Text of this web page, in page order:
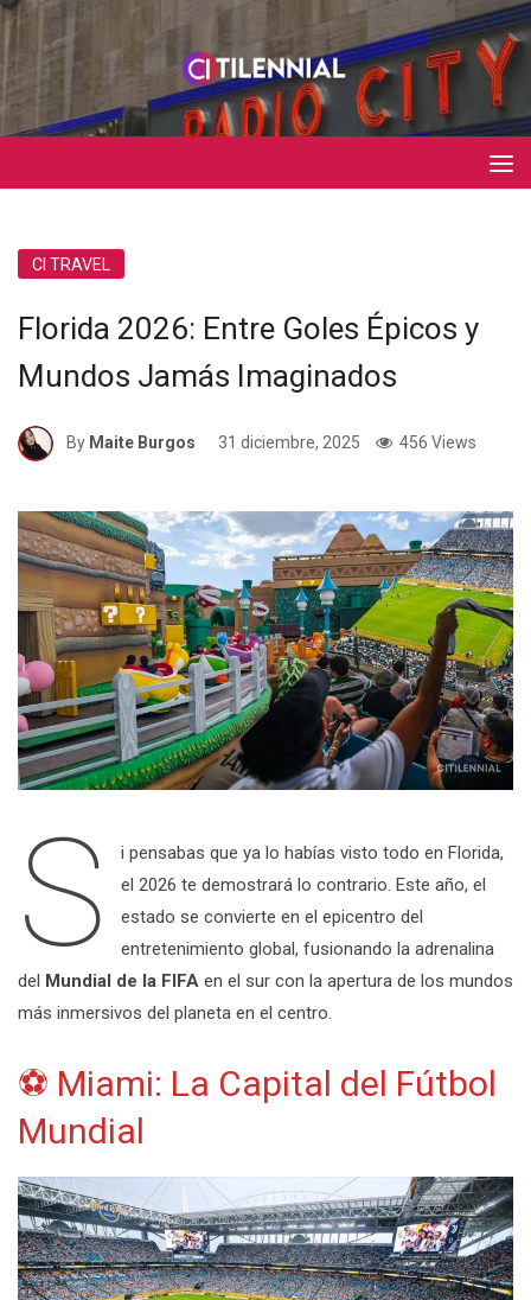
CI TRAVEL
Florida 2026: Entre Goles Épicos y
Mundos Jamás Imaginados
By Maite Burgos 31 diciembre, 2025 456 Views
S
i pensabas que ya lo habías visto todo en Florida,
el 2026 te demostrará lo contrario. Este año, el
estado se convierte en el epicentro del
entretenimiento global, fusionando la adrenalina
del Mundial de la FIFA en el sur con la apertura de los mundos
más inmersivos del planeta en el centro.
⚽ Miami: La Capital del Fútbol
Mundial